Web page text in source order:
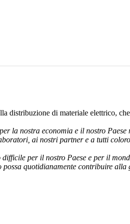
distribuzione di materiale elettrico,
la nostra economia e il nostro
ai nostri partner e a tutti
per il nostro Paese e per il
quotidianamente contribuire alla